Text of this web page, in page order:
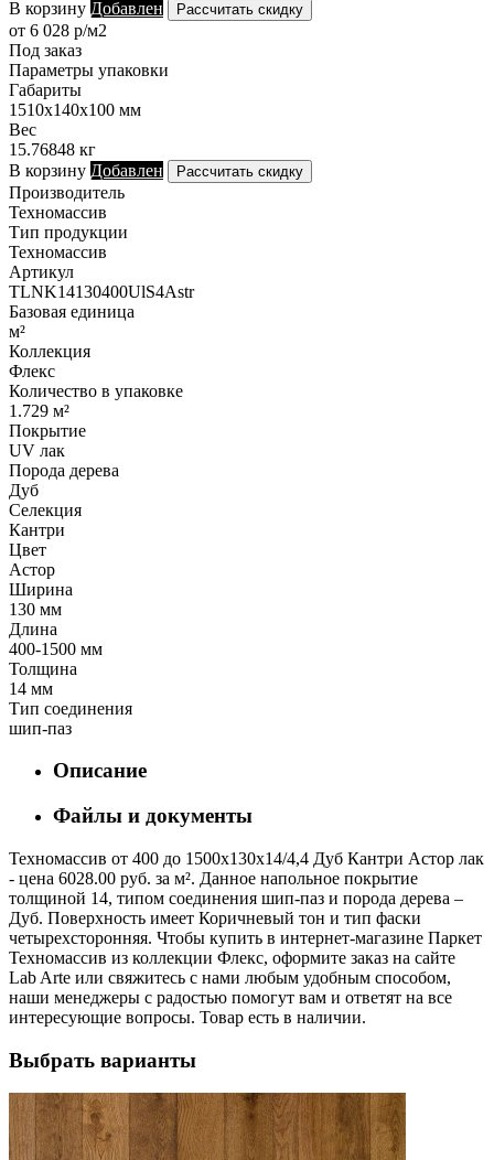
В корзину Добавлен Рассчитать скидку
от 6 028 р/м2
Под заказ
Параметры упаковки
Габариты
1510х140х100 мм
Вес
15.76848 кг
В корзину Добавлен Рассчитать скидку
Производитель
Техномассив
Тип продукции
Техномассив
Артикул
TLNK14130400UlS4Astr
Базовая единица
м²
Коллекция
Флекс
Количество в упаковке
1.729 м²
Покрытие
UV лак
Порода дерева
Дуб
Селекция
Кантри
Цвет
Астор
Ширина
130 мм
Длина
400-1500 мм
Толщина
14 мм
Тип соединения
шип-паз
Описание
Файлы и документы
Техномассив от 400 до 1500х130х14/4,4 Дуб Кантри Астор лак
- цена 6028.00 руб. за м². Данное напольное покрытие
толщиной 14, типом соединения шип-паз и порода дерева –
Дуб. Поверхность имеет Коричневый тон и тип фаски
четырехсторонняя. Чтобы купить в интернет-магазине Паркет
Техномассив из коллекции Флекс, оформите заказ на сайте
Lab Arte или свяжитесь с нами любым удобным способом,
наши менеджеры с радостью помогут вам и ответят на все
интересующие вопросы. Товар есть в наличии.
Выбрать варианты